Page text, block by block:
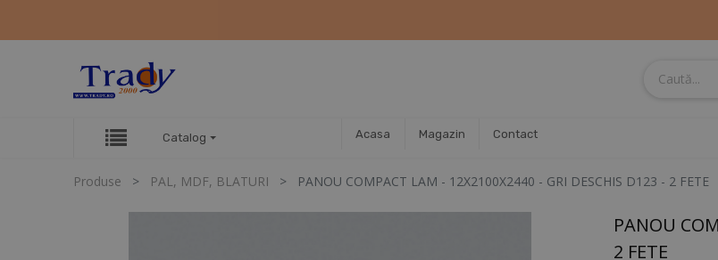
Catalog Acasa Magazin Contact
Produse PAL, MDF, BLATURI PANOU COMPACT LAM - 12X2100X2440 - GRI DESCHIS D123 - 2 FETE
PANOU
2 FETE